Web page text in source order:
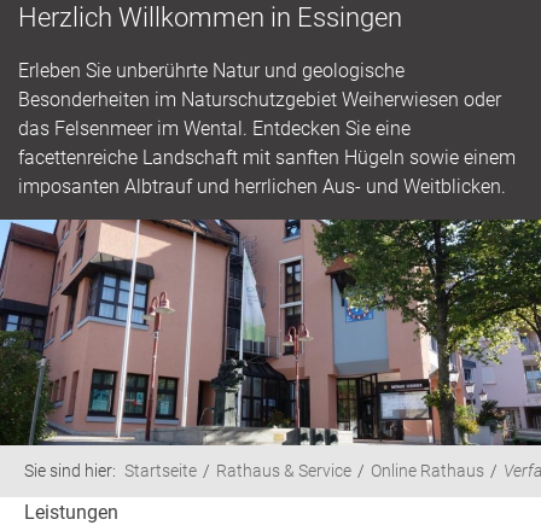
Herzlich Willkommen in Essingen
Erleben Sie unberührte Natur und geologische
Besonderheiten im Naturschutzgebiet Weiherwiesen oder
das Felsenmeer im Wental. Entdecken Sie eine
facettenreiche Landschaft mit sanften Hügeln sowie einem
imposanten Albtrauf und herrlichen Aus- und Weitblicken.
Sie sind hier: Startseite Rathaus & Service Online Rathaus
Leistungen